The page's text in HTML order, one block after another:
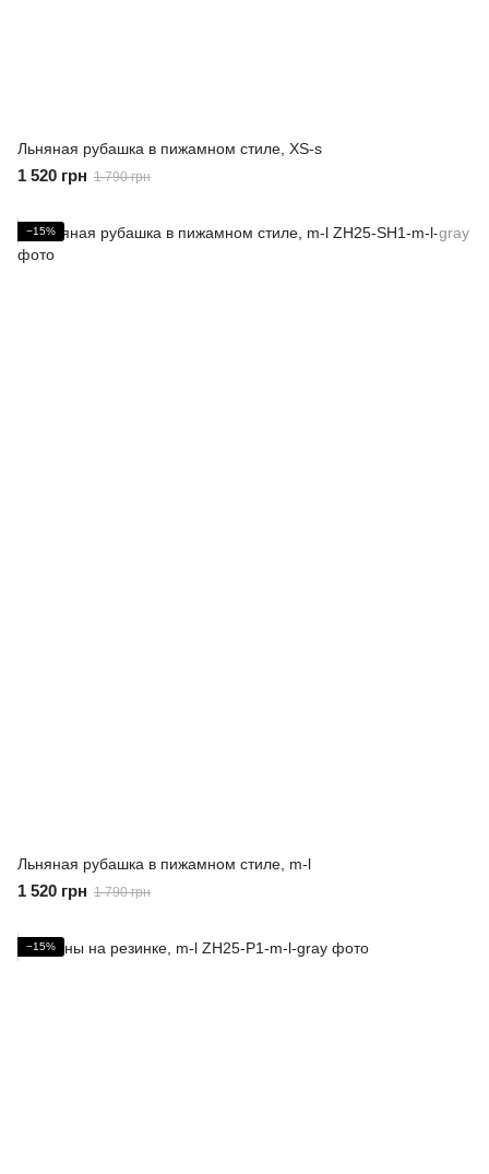
Льняная рубашка в пижамном стиле, XS-s
1 520 грн 1 790 грн
−15%
Льняная рубашка в пижамном стиле, m-l
1 520 грн 1 790 грн
−15%